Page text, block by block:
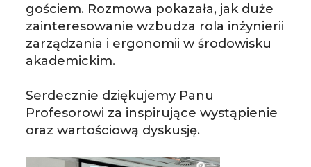
gościem. Rozmowa pokazała, jak duże
zainteresowanie wzbudza rola inżynierii
zarządzania i ergonomii w środowisku
akademickim.
Serdecznie dziękujemy Panu
Profesorowi za inspirujące wystąpienie
oraz wartościową dyskusję.